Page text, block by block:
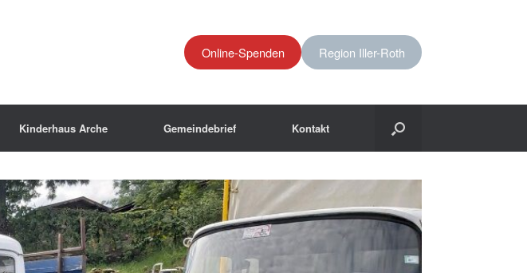
Online-Spenden Region Iller-Roth
Kinderhaus Arche Gemeindebrief Kontakt